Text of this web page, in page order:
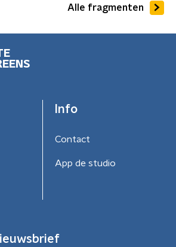
Alle fragmenten
Info
Contact
App de studio